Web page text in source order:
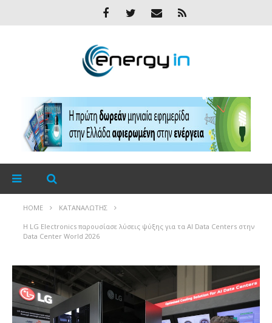
HOME ΚΑΤΑΝΑΛΩΤΉΣ
Η LG Electronics παρουσίασε λύσεις ψύξης για τα AI Data Centers στην
Data Center World 2026